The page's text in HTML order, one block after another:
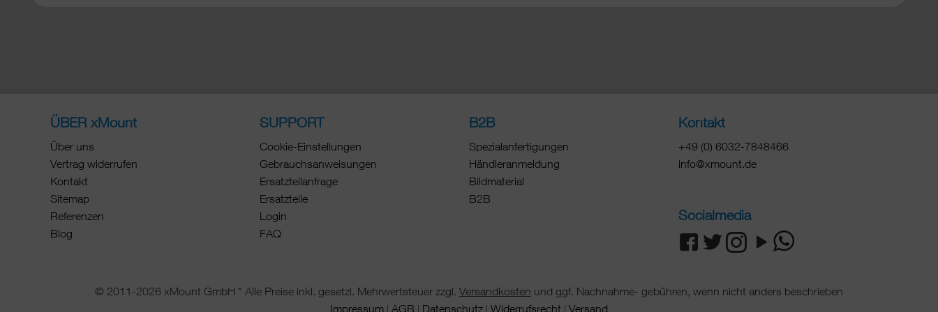
ÜBER xMount
Über uns
Vertrag widerrufen
Kontakt
Sitemap
Referenzen
Blog
SUPPORT
Cookie-Einstellungen
Gebrauchsanweisungen
Ersatzteilanfrage
Ersatzteile
Login
FAQ
B2B
Spezialanfertigungen
Händleranmeldung
Bildmaterial
B2B
Kontakt
+49 (0) 6032-7848466
info@xmount.de
Socialmedia
© 2011-2026 xMount GmbH * Alle Preise inkl. gesetzl. Mehrwertsteuer zzgl. Versandkosten und ggf. Nachnahme- gebühren, wenn nicht anders beschrieben
Impressum | AGB | Datenschutz | Widerrufsrecht | Versand